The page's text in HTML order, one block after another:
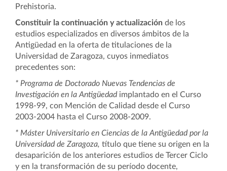
Prehistoria.
Constituir la continuación y actualización de los
estudios especializados en diversos ámbitos de la
Antigüedad en la oferta de titulaciones de la
Universidad de Zaragoza, cuyos inmediatos
precedentes son:
* Programa de Doctorado Nuevas Tendencias de
Investigación en la Antigüedad implantado en el Curso
1998-99, con Mención de Calidad desde el Curso
2003-2004 hasta el Curso 2008-2009.
* Máster Universitario en Ciencias de la Antigüedad por la
Universidad de Zaragoza, título que tiene su origen en la
desaparición de los anteriores estudios de Tercer Ciclo
y en la transformación de su período docente,